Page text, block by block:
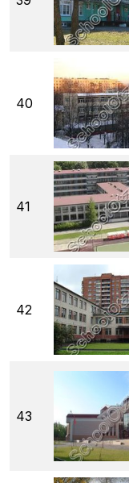
40
41
42
43